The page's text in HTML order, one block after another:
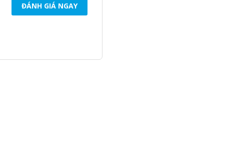
ĐÁNH GIÁ NGAY